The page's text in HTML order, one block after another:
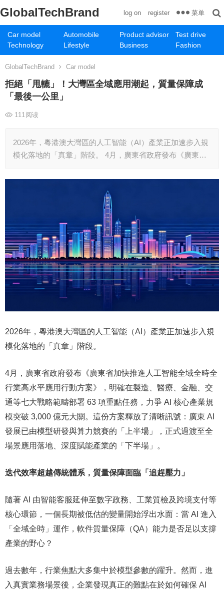
GlobalTechBrand
Car model Automobile Product advisor
Test drive
Technology
Lifestyle Business Fashion
log on register 菜单
GlobalTechBrand Car model
拒絕「甩轆」！大灣區全域應用潮起，質量保障成
「最後一公里」
111阅读
2026年，粵港澳大灣區的人工智能（AI）產業正加速步入規
模化落地的「真章」階段。 4月，廣東省政府發布《廣東…
2026年，粵港澳大灣區的人工智能（AI）產業正加速步入規
模化落地的「真章」階段。
4月，廣東省政府發布《廣東省加快推進人工智能全域全時全
行業高水平應用行動方案》，明確在製造、醫療、金融、交
通等七大戰略範疇部署 63 項重點任務，力爭 AI 核心產業規
模突破 3,000 億元大關。這份方案釋放了清晰訊號：廣東 AI
發展已由模型研發與算力競賽的「上半場」，正式過渡至全
場景應用落地、深度賦能產業的「下半場」。
迭代效率超越傳統體系，質量保障面臨「追趕壓力」
隨著 AI 由智能客服延伸至數字政務、工業質檢及跨境支付等
核心環節，一個長期被低估的變量開始浮出水面：當 AI 進入
「全域全時」運作，軟件質量保障（QA）能力是否足以支撐
產業的野心？
過去數年，行業焦點大多集中於模型參數的躍升。然而，進
入真實業務場景後，企業發現真正的難點在於如何確保 AI